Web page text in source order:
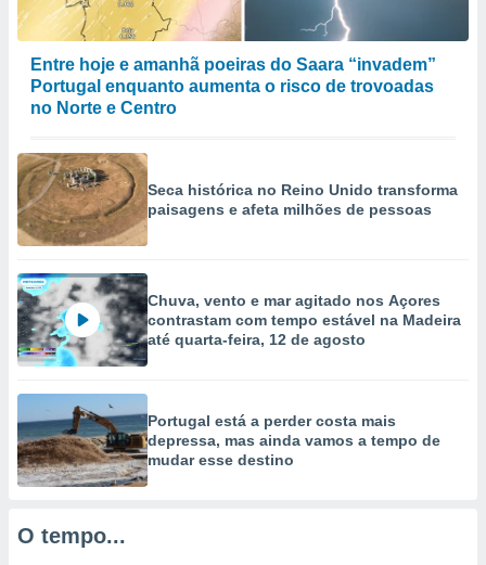
os
de
de dados
fontes,
e melhorar
através
estudos
e
de
Entre hoje e amanhã poeiras do Saara “invadem”
Portugal enquanto aumenta o risco de trovoadas
no Norte e Centro
Seca histórica no Reino Unido transforma
paisagens e afeta milhões de pessoas
Chuva, vento e mar agitado nos Açores
contrastam com tempo estável na Madeira
até quarta-feira, 12 de agosto
Portugal está a perder costa mais
depressa, mas ainda vamos a tempo de
mudar esse destino
O tempo...